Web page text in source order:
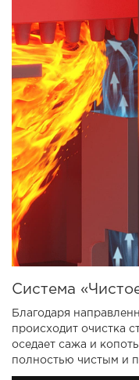
Система
Благодаря
происходит очистка
оседает сажа и
полностью чистым и